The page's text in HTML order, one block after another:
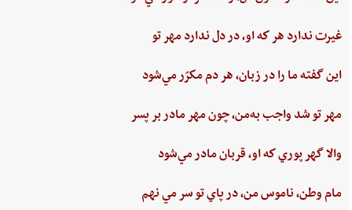
غيرت‌ ندارد هر كه او، در دل‌ ندارد مهر تو
اين‌ گفته‌ ما را در زبان، هر دم‌ مكرّر مي‌شود
مهر تو شد واجب‌ به‌من،‌ چون‌ مهر مادر بر پسر
والا گهر پوري‌ كه او، قربان مادر مي‌شود
مام‌ وطن‌، ناموس‌ من‌، در پاي ‌تو سر مي نهم‌